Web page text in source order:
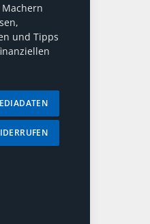
und Tipps